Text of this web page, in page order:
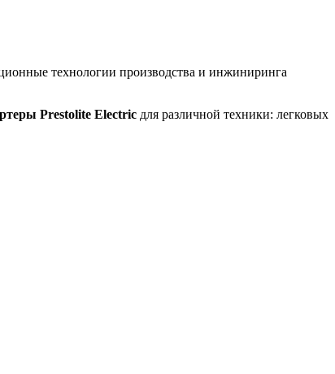
технологии производства и инжиниринга
Prestolite Electric для различной техники: легковых